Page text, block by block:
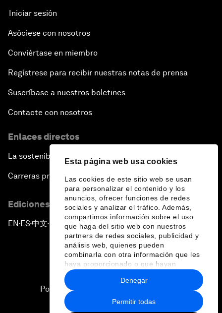
Esta página web usa cookies
Las cookies de este sitio web se usan
para personalizar el contenido y los
anuncios, ofrecer funciones de redes
sociales y analizar el tráfico. Además,
compartimos información sobre el uso
que haga del sitio web con nuestros
partners de redes sociales, publicidad y
análisis web, quienes pueden
combinarla con otra información que les
haya proporcionado o que hayan
recopilado a partir del uso que haya
hecho de sus servicios.
Permitir todas
Denegar
Iniciar sesión
Asóciese con nosotros
Conviértase en miembro
Regístrese para recibir nuestras notas de prensa
Suscríbase a nuestros boletines
Contacte con nosotros
Enlaces directos
La sostenibilidad en el Foro
Carreras profesionales
Ediciones en otros idiomas
EN ▪ES▪中文▪ 日本語
Política de privacidad y normas de uso
Sitemap